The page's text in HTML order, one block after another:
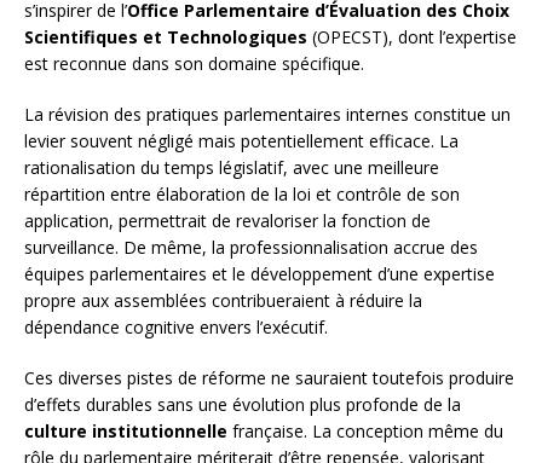
s’inspirer de l’Office Parlementaire d’Évaluation des Choix
Scientifiques et Technologiques (OPECST), dont l’expertise
est reconnue dans son domaine spécifique.
La révision des pratiques parlementaires internes constitue un
levier souvent négligé mais potentiellement efficace. La
rationalisation du temps législatif, avec une meilleure
répartition entre élaboration de la loi et contrôle de son
application, permettrait de revaloriser la fonction de
surveillance. De même, la professionnalisation accrue des
équipes parlementaires et le développement d’une expertise
propre aux assemblées contribueraient à réduire la
dépendance cognitive envers l’exécutif.
Ces diverses pistes de réforme ne sauraient toutefois produire
d’effets durables sans une évolution plus profonde de la
culture institutionnelle française. La conception même du
rôle du parlementaire mériterait d’être repensée, valorisant